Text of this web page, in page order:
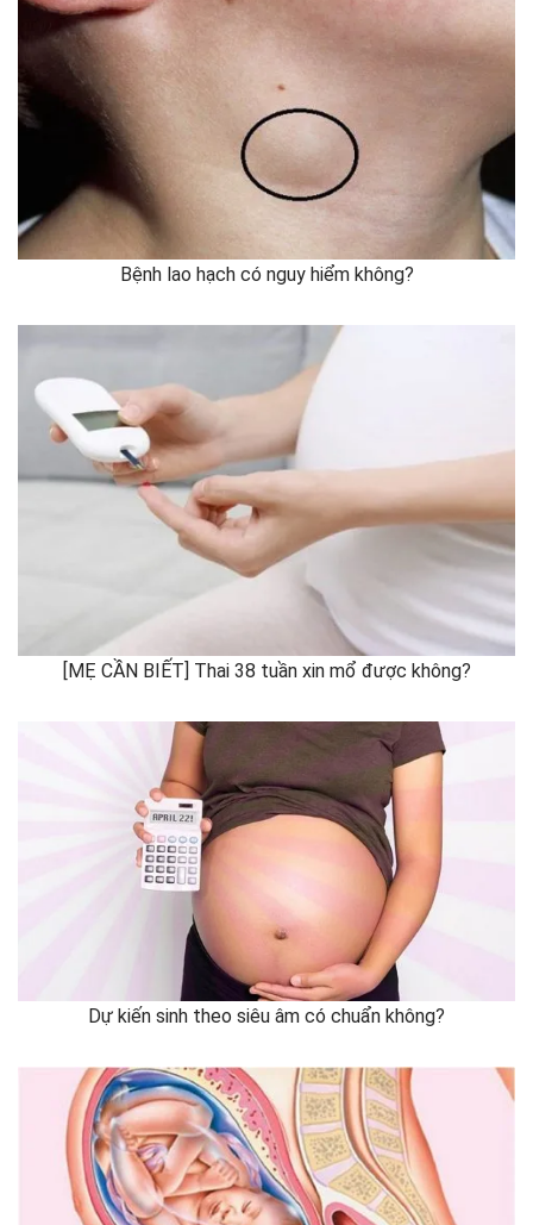
Bệnh lao hạch có nguy hiểm không?
[MẸ CẦN BIẾT] Thai 38 tuần xin mổ được không?
Dự kiến sinh theo siêu âm có chuẩn không?